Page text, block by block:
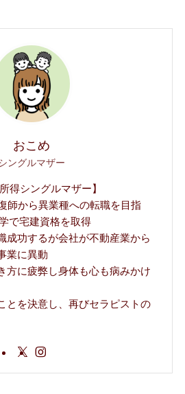
おこめ
ングルマザー
得シングルマザー】
師から異業種への転職を目指
で宅建資格を取得
功するが会社が不動産業から
業に異動
に疲弊し身体も心も病みかけ
とを決意し、再びセラピストの